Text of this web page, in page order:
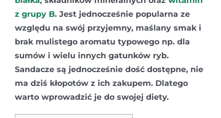
z grupy B. Jest jednocześnie popularna ze
względu na swój przyjemny, maślany smak i
brak mulistego aromatu typowego np. dla
sumów i wielu innych gatunków ryb.
Sandacze są jednocześnie dość dostępne, nie
ma dziś kłopotów z ich zakupem. Dlatego
warto wprowadzić je do swojej diety.